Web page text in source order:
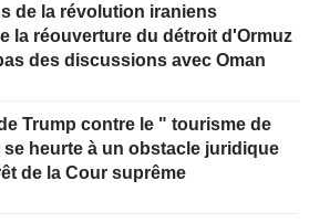
de la révolution iraniens
la réouverture du détroit d'Ormuz
des discussions avec Oman
Trump contre le " tourisme de
se heurte à un obstacle juridique
de la Cour suprême